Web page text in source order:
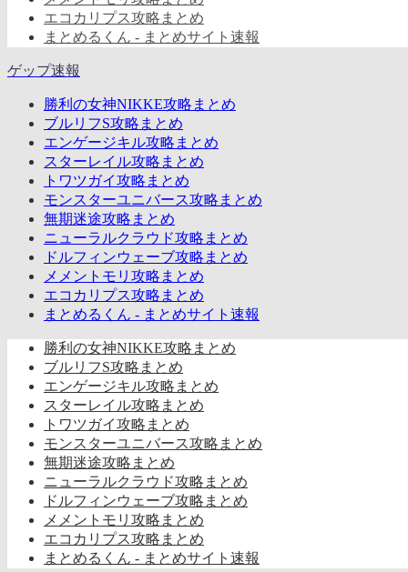
エコカリプス攻略まとめ
まとめるくん - まとめサイト速報
ゲップ速報
勝利の女神NIKKE攻略まとめ
ブルリフS攻略まとめ
エンゲージキル攻略まとめ
スターレイル攻略まとめ
トワツガイ攻略まとめ
モンスターユニバース攻略まとめ
無期迷途攻略まとめ
ニューラルクラウド攻略まとめ
ドルフィンウェーブ攻略まとめ
メメントモリ攻略まとめ
エコカリプス攻略まとめ
まとめるくん - まとめサイト速報
勝利の女神NIKKE攻略まとめ
ブルリフS攻略まとめ
エンゲージキル攻略まとめ
スターレイル攻略まとめ
トワツガイ攻略まとめ
モンスターユニバース攻略まとめ
無期迷途攻略まとめ
ニューラルクラウド攻略まとめ
ドルフィンウェーブ攻略まとめ
メメントモリ攻略まとめ
エコカリプス攻略まとめ
まとめるくん - まとめサイト速報